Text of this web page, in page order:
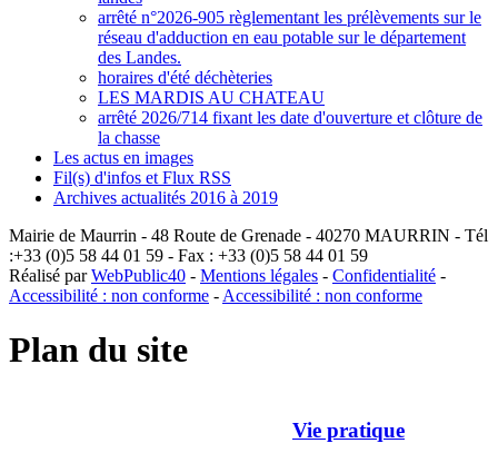
arrêté n°2026-905 règlementant les prélèvements sur le
réseau d'adduction en eau potable sur le département
des Landes.
horaires d'été déchèteries
LES MARDIS AU CHATEAU
arrêté 2026/714 fixant les date d'ouverture et clôture de
la chasse
Les actus en images
Fil(s) d'infos et Flux RSS
Archives actualités 2016 à 2019
Mairie de Maurrin - 48 Route de Grenade - 40270 MAURRIN - Tél
:+33 (0)5 58 44 01 59 - Fax : +33 (0)5 58 44 01 59
Réalisé parWebPublic40 - Mentions légales - Confidentialité -
Accessibilité : non conforme - Accessibilité : non conforme
Plan du site
Vie pratique